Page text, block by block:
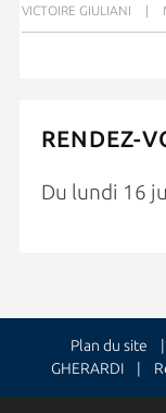
VICTOIRE GIULIANI |
RENDEZ-
Du lundi 16
Plan du site |
GHERARDI |